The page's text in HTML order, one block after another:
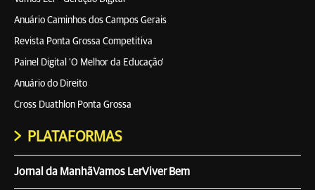
Anuário Caminhos dos Campos Gerais
Revista Ponta Grossa Competitiva
Painel Digital 'O Melhor da Educação'
Anuário do Direito
Cross Duathlon Ponta Grossa
PLATAFORMAS
Jornal da ManhãVamos LerViver Bem